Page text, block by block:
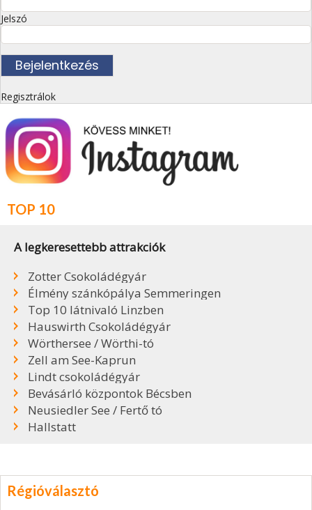
Jelszó
Regisztrálok
TOP 10
A legkeresettebb attrakciók
Zotter Csokoládégyár
Élmény szánkópálya Semmeringen
Top 10 látnivaló Linzben
Hauswirth Csokoládégyár
Wörthersee / Wörthi-tó
Zell am See-Kaprun
Lindt csokoládégyár
Bevásárló központok Bécsben
Neusiedler See / Fertő tó
Hallstatt
Régióválasztó